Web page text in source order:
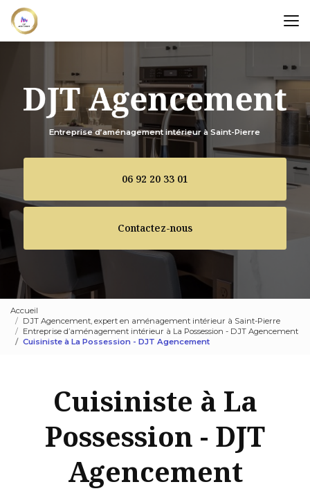
Aller
au
contenu
principal
Entreprise d’aménagement intérieur à Saint-Pierre
06 92 20 33 01
Contactez-nous
Accueil
DJT Agencement, expert en aménagement intérieur à Saint-Pierre
Entreprise d’aménagement intérieur à La Possession - DJT Agencement
Cuisiniste à La Possession - DJT Agencement
Cuisiniste à La
Possession - DJT
Agencement